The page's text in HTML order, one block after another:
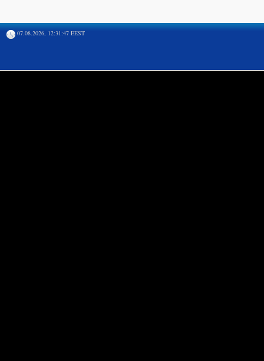
07.08.2026, 12:31:47 EEST